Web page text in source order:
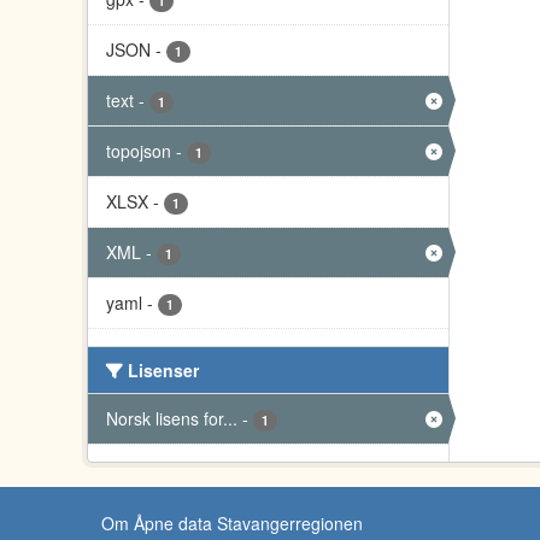
JSON - 1
text - 1
topojson - 1
XLSX - 1
XML - 1
yaml - 1
Lisenser
Norsk lisens for... - 1
Om Åpne data Stavangerregionen